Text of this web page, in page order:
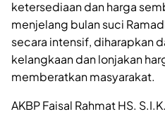
ketersediaan dan harga
menjelang bulan suci
secara intensif, diharapkan
kelangkaan dan lonjakan
memberatkan masyarakat.
AKBP Faisal Rahmat HS.